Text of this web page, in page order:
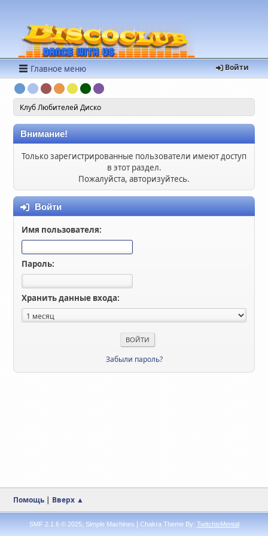
Войти
Главное меню
Клуб Любителей Диско
Внимание!
Только зарегистрированные пользователи имеют доступ
в этот раздел.
Пожалуйста, авторизуйтесь.
Войти
Имя пользователя:
Пароль:
Хранить данные входа:
Забыли пароль?
Помощь | Вверх ▲
SMF 2.1.6 © 2025, Simple Machines Chakra Theme By: TwitchisMental